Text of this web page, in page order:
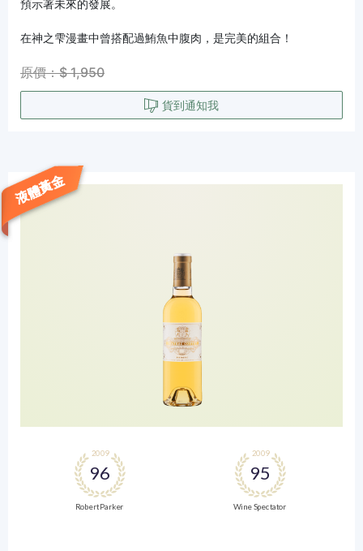
預示著未來的發展。
在神之雫漫畫中曾搭配過鮪魚中腹肉，是完美的組合！
原價：$ 1,950
貨到通知我
液體黃金
2009
96
Robert Parker
2009
95
Wine Spectator